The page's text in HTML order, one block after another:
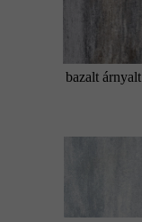
bazalt árnyalt